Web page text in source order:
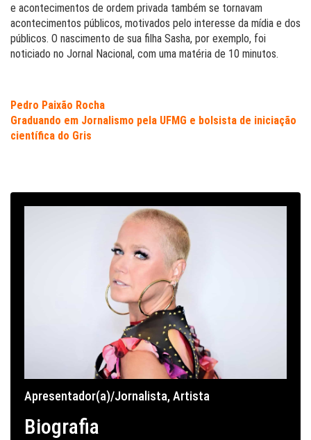
e acontecimentos de ordem privada também se tornavam
acontecimentos públicos, motivados pelo interesse da mídia e dos
públicos. O nascimento de sua filha Sasha, por exemplo, foi
noticiado no Jornal Nacional, com uma matéria de 10 minutos.
Pedro Paixão Rocha
Graduando em Jornalismo pela UFMG e bolsista de iniciação
científica do Gris
Apresentador(a)/Jornalista,Artista
Biografia